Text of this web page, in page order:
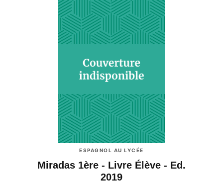
ESPAGNOL AU LYCÉE
Miradas 1ère - Livre Élève - Ed.
2019